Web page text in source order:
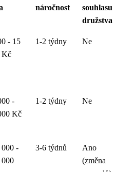
náročnost
souhlasu
družstva
- 15
Kč
1-2 týdny Ne
-
Kč
1-2 týdny Ne
000 -
000
3-6 týdnů
Ano
(změna